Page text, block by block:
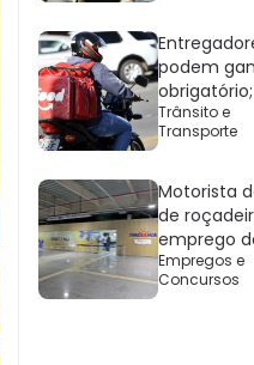
podem
Trânsito e
Transporte
Motorista
de
emprego
Empregos e
Concursos